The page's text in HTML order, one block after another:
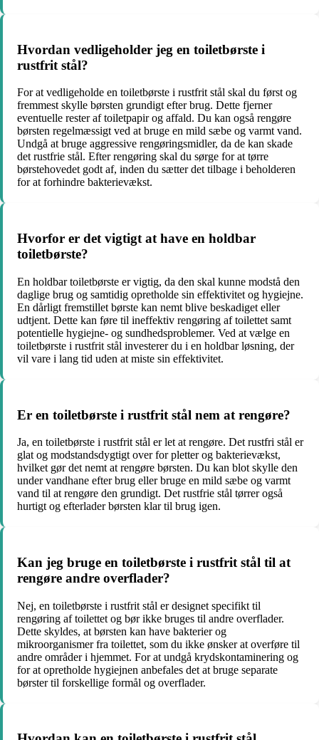
Hvordan vedligeholder jeg en toiletbørste i
rustfrit stål?
For at vedligeholde en toiletbørste i rustfrit stål skal du først og
fremmest skylle børsten grundigt efter brug. Dette fjerner
eventuelle rester af toiletpapir og affald. Du kan også rengøre
børsten regelmæssigt ved at bruge en mild sæbe og varmt vand.
Undgå at bruge aggressive rengøringsmidler, da de kan skade
det rustfrie stål. Efter rengøring skal du sørge for at tørre
børstehovedet godt af, inden du sætter det tilbage i beholderen
for at forhindre bakterievækst.
Hvorfor er det vigtigt at have en holdbar
toiletbørste?
En holdbar toiletbørste er vigtig, da den skal kunne modstå den
daglige brug og samtidig opretholde sin effektivitet og hygiejne.
En dårligt fremstillet børste kan nemt blive beskadiget eller
udtjent. Dette kan føre til ineffektiv rengøring af toilettet samt
potentielle hygiejne- og sundhedsproblemer. Ved at vælge en
toiletbørste i rustfrit stål investerer du i en holdbar løsning, der
vil vare i lang tid uden at miste sin effektivitet.
Er en toiletbørste i rustfrit stål nem at rengøre?
Ja, en toiletbørste i rustfrit stål er let at rengøre. Det rustfri stål er
glat og modstandsdygtigt over for pletter og bakterievækst,
hvilket gør det nemt at rengøre børsten. Du kan blot skylle den
under vandhane efter brug eller bruge en mild sæbe og varmt
vand til at rengøre den grundigt. Det rustfrie stål tørrer også
hurtigt og efterlader børsten klar til brug igen.
Kan jeg bruge en toiletbørste i rustfrit stål til at
rengøre andre overflader?
Nej, en toiletbørste i rustfrit stål er designet specifikt til
rengøring af toilettet og bør ikke bruges til andre overflader.
Dette skyldes, at børsten kan have bakterier og
mikroorganismer fra toilettet, som du ikke ønsker at overføre til
andre områder i hjemmet. For at undgå krydskontaminering og
for at opretholde hygiejnen anbefales det at bruge separate
børster til forskellige formål og overflader.